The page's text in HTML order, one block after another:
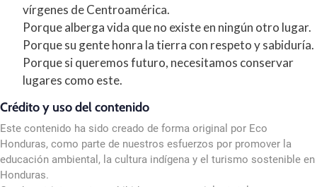
vírgenes de Centroamérica.
Porque alberga vida que no existe en ningún otro lugar.
Porque su gente honra la tierra con respeto y sabiduría.
Porque si queremos futuro, necesitamos conservar
lugares como este.
Crédito y uso del contenido
Este contenido ha sido creado de forma original por Eco
Honduras, como parte de nuestros esfuerzos por promover la
educación ambiental, la cultura indígena y el turismo sostenible en
Honduras.